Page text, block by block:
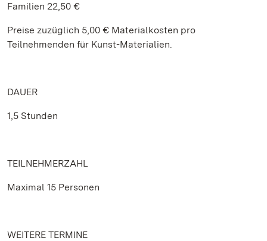
Familien 22,50 €
Preise zuzüglich 5,00 € Materialkosten pro
Teilnehmenden für Kunst-Materialien.
DAUER
1,5 Stunden
TEILNEHMERZAHL
Maximal 15 Personen
WEITERE TERMINE